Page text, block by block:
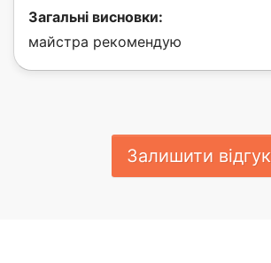
Загальні висновки:
майстра рекомендую
Залишити відгук